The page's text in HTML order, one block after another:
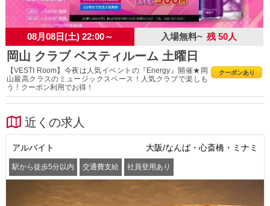
08月08日(土) 22:00～ 入場無料~ 残 50人
岡山 クラブ ベスティルーム 土曜日
クーポンあり
【VESTI Room】今夜は人気イベントの『Energy』開催★岡
山最高クラスのミュージックスペース！人気クラブで楽しも
う！クーポン利用でお得！
近くの求人
アルバイト 大阪/なんば・心斎橋・ミナミ
駅から徒歩5分以内 交通費支給 社員登用あり